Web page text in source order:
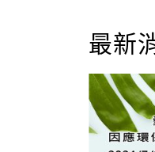
最新